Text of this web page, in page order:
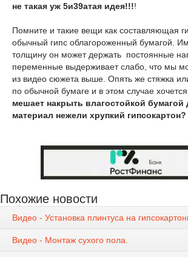
не такая уж 5и39атая идея!!!!
Помните и такие вещи как составляющая
обычный гипс облагороженный бумагой.
толщину он может держать постоянные
переменные выдерживает слабо, что мы
из видео сюжета выше. Опять же стяжка
по обычной бумаге и в этом случае
мешает накрыть влагостойкой бумагой
материал нежели хрупкий гипсокартон?
Похожие новости
Видео - Установка плинтуса на
Видео - Монтаж сухого пола.